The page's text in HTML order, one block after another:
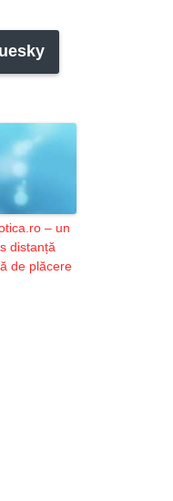
– un
distanță
de plăcere